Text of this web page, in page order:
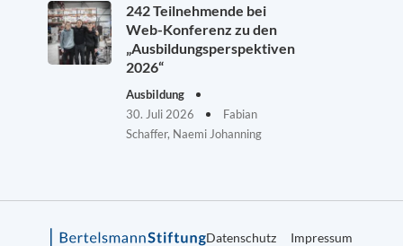
242 Teilnehmende bei
Web-Konferenz zu den
„Ausbildungsperspektiven
2026“
Ausbildung
30. Juli 2026
Fabian
Schaffer, Naemi Johanning
Datenschutz Impressum